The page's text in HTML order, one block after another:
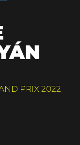
PRIX 2022